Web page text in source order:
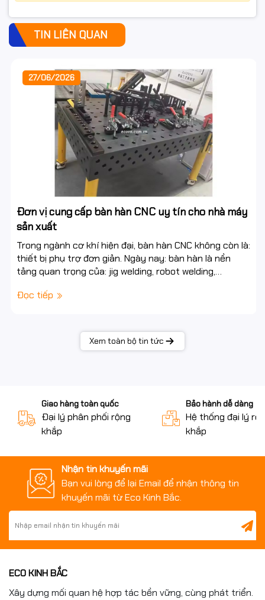
TIN LIÊN QUAN
27/06/2026
Đơn vị cung cấp bàn hàn CNC uy tín cho nhà máy
sản xuất
Trong ngành cơ khí hiện đại, bàn hàn CNC không còn là:
thiết bị phụ trợ đơn giản. Ngày nay: bàn hàn là nền
tảng quan trọng của: jig welding, robot welding,
Đọc tiếp
Xem toàn bộ tin tức
Giao hàng toàn quốc
Đại lý phân phối rộng
khắp
Bảo hành dễ dàng
Hệ thống đại lý
khắp
Nhận tin khuyến mãi
Bạn vui lòng để lại Email để nhận thông tin
khuyến mãi từ Eco Kinh Bắc.
ECO KINH BẮC
Xây dựng mối quan hệ hợp tác bền vững, cùng phát triển.